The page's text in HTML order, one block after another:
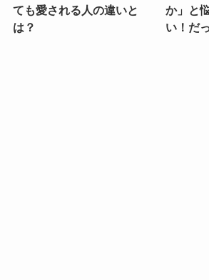
ても愛される人の違いと
は？
か」と
い！だ